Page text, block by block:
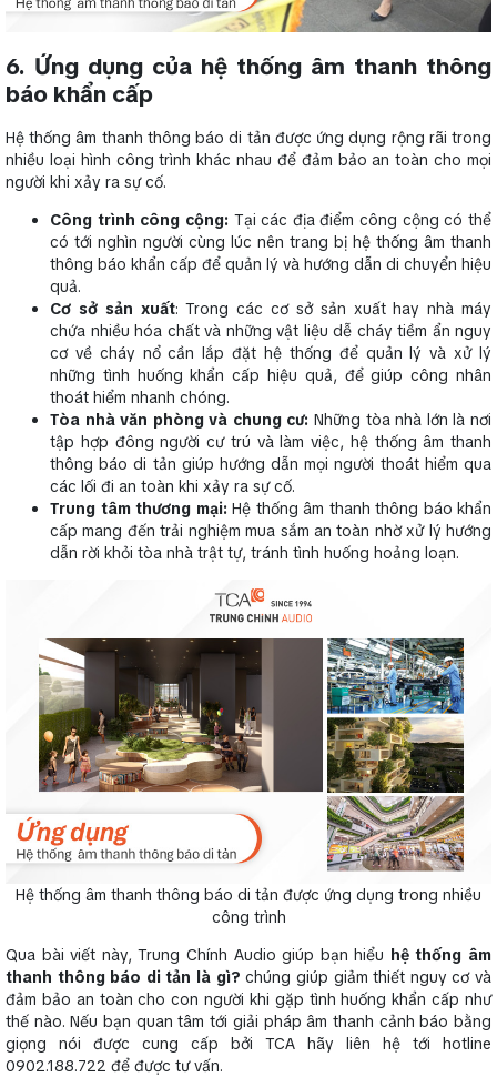
6. Ứng dụng của hệ thống âm thanh thông
báo khẩn cấp
Hệ thống âm thanh thông báo di tản được ứng dụng rộng rãi trong
nhiều loại hình công trình khác nhau để đảm bảo an toàn cho mọi
người khi xảy ra sự cố.
Công trình công cộng: Tại các địa điểm công cộng có thể
có tới nghìn người cùng lúc nên trang bị hệ thống âm thanh
thông báo khẩn cấp để quản lý và hướng dẫn di chuyển hiệu
quả.
Cơ sở sản xuất: Trong các cơ sở sản xuất hay nhà máy
chứa nhiều hóa chất và những vật liệu dễ cháy tiềm ẩn nguy
cơ về cháy nổ cần lắp đặt hệ thống để quản lý và xử lý
những tình huống khẩn cấp hiệu quả, để giúp công nhân
thoát hiểm nhanh chóng.
Tòa nhà văn phòng và chung cư: Những tòa nhà lớn là nơi
tập hợp đông người cư trú và làm việc, hệ thống âm thanh
thông báo di tản giúp hướng dẫn mọi người thoát hiểm qua
các lối đi an toàn khi xảy ra sự cố.
Trung tâm thương mại: Hệ thống âm thanh thông báo khẩn
cấp mang đến trải nghiệm mua sắm an toàn nhờ xử lý hướng
dẫn rời khỏi tòa nhà trật tự, tránh tình huống hoảng loạn.
Hệ thống âm thanh thông báo di tản được ứng dụng trong nhiều
công trình
Qua bài viết này, Trung Chính Audio giúp bạn hiểu hệ thống âm
thanh thông báo di tản là gì? chúng giúp giảm thiết nguy cơ và
đảm bảo an toàn cho con người khi gặp tình huống khẩn cấp như
thế nào. Nếu bạn quan tâm tới giải pháp âm thanh cảnh báo bằng
giọng nói được cung cấp bởi TCA hãy liên hệ tới hotline
0902.188.722 để được tư vấn.